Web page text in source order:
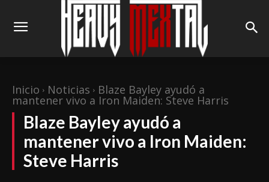
Inicio Noticias Blaze Bayley ayudó a
mantener vivo a Iron Maiden: Steve Harris
Blaze Bayley ayudó a
mantener vivo a Iron Maiden:
Steve Harris